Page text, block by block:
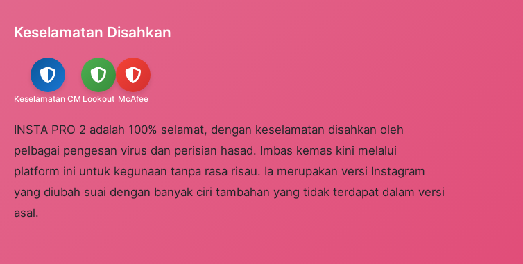
Keselamatan Disahkan
Keselamatan CM Lookout McAfee
INSTA PRO 2 adalah 100% selamat, dengan keselamatan disahkan oleh
pelbagai pengesan virus dan perisian hasad. Imbas kemas kini melalui
platform ini untuk kegunaan tanpa rasa risau. Ia merupakan versi Instagram
yang diubah suai dengan banyak ciri tambahan yang tidak terdapat dalam versi
asal.